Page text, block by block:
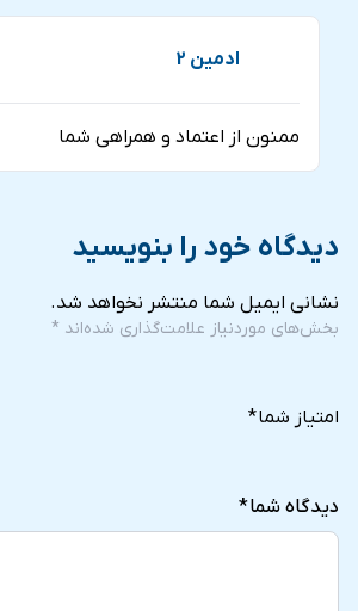
ادمین 2
ممنون از اعتماد و همراهی شما
دیدگاه خود را بنویسید
نشانی ایمیل شما منتشر نخواهد شد.
بخش‌های موردنیاز علامت‌گذاری شده‌اند *
امتیاز شما*
دیدگاه شما*